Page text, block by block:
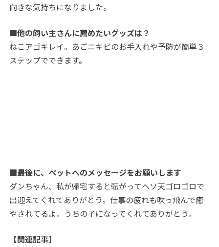
向きな気持ちになりました。
■他の飼い主さんに薦めたいグッズは？
ねこアゴキレイ。あごニキビのお手入れや予防が簡単３
ステップでできます。
■最後に、ペットへのメッセージをお願いします
ダンちゃん、私が帰宅すると転がってヘソ天ゴロゴロで
出迎えてくれてありがとう。仕事の疲れも吹っ飛んで癒
やされてるよ。うちの子になってくれてありがとう。
【関連記事】